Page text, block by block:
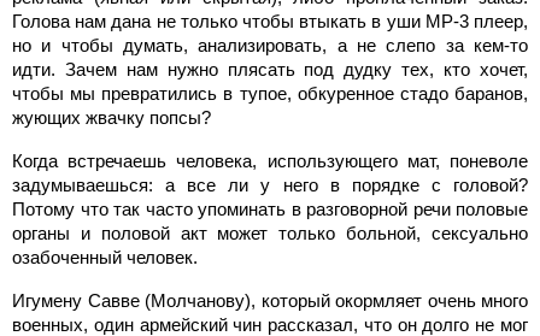
Голова нам дана не только чтобы втыкать в уши MP-3 плеер,
но и чтобы думать, анализировать, а не слепо за кем-то
идти. Зачем нам нужно плясать под дудку тех, кто хочет,
чтобы мы превратились в тупое, обкуренное стадо баранов,
жующих жвачку попсы?
Когда встречаешь человека, использующего мат, поневоле
задумываешься: а все ли у него в порядке с головой?
Потому что так часто упоминать в разговорной речи половые
органы и половой акт может только больной, сексуально
озабоченный человек.
Игумену Савве (Молчанову), который окормляет очень много
военных, один армейский чин рассказал, что он долго не мог